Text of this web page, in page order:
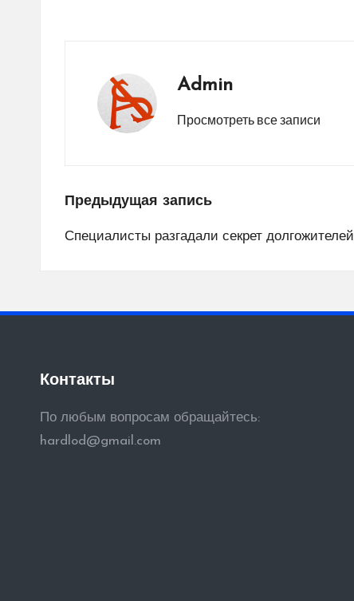
Admin
Просмотреть все записи
Навигация
по
Предыдущая запись
Специалисты разгадали секрет долгожителей
Контакты
По любым вопросам обращайтесь:
hardlod@gmail.com